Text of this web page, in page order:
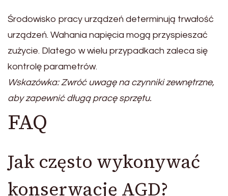
Środowisko pracy urządzeń determinują trwałość
urządzeń. Wahania napięcia mogą przyspieszać
zużycie. Dlatego w wielu przypadkach zaleca się
kontrolę parametrów.
Wskazówka: Zwróć uwagę na czynniki zewnętrzne,
aby zapewnić długą pracę sprzętu.
FAQ
Jak często wykonywać
konserwację AGD?